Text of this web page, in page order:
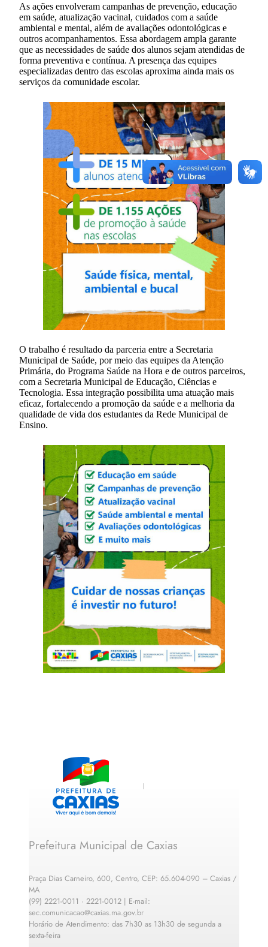
As ações envolveram campanhas de prevenção, educação
em saúde, atualização vacinal, cuidados com a saúde
ambiental e mental, além de avaliações odontológicas e
outros acompanhamentos. Essa abordagem ampla garante
que as necessidades de saúde dos alunos sejam atendidas de
forma preventiva e contínua. A presença das equipes
especializadas dentro das escolas aproxima ainda mais os
serviços da comunidade escolar.
O trabalho é resultado da parceria entre a Secretaria
Municipal de Saúde, por meio das equipes da Atenção
Primária, do Programa Saúde na Hora e de outros parceiros,
com a Secretaria Municipal de Educação, Ciências e
Tecnologia. Essa integração possibilita uma atuação mais
eficaz, fortalecendo a promoção da saúde e a melhoria da
qualidade de vida dos estudantes da Rede Municipal de
Ensino.
Prefeitura Municipal de Caxias
Praça Dias Carneiro, 600, Centro, CEP: 65.604-090 – Caxias /
MA
(99) 2221-0011 · 2221-0012 | E-mail:
sec.comunicacao@caxias.ma.gov.br
Horário de Atendimento: das 7h30 as 13h30 de segunda a
sexta-feira